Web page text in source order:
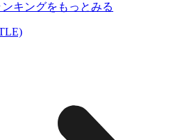
キングをもっとみる